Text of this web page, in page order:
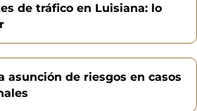
de tráfico en Luisiana: lo
asunción de riesgos en casos